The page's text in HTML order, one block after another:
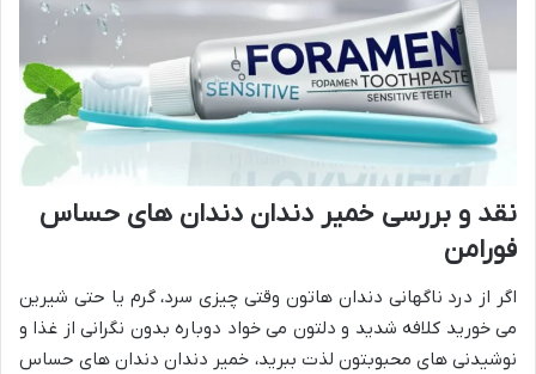
نقد و بررسی خمیر دندان دندان های حساس
فورامن
اگر از درد ناگهانی دندان هاتون وقتی چیزی سرد، گرم یا حتی شیرین
می خورید کلافه شدید و دلتون می خواد دوباره بدون نگرانی از غذا و
نوشیدنی های محبوبتون لذت ببرید، خمیر دندان دندان های حساس